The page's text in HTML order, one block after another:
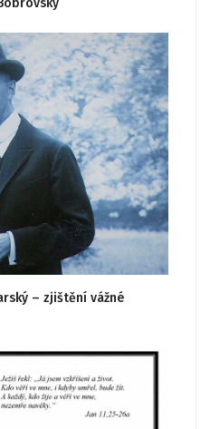
– zjištění vážné